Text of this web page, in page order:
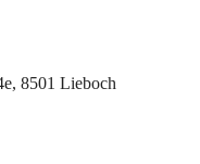
8501 Lieboch